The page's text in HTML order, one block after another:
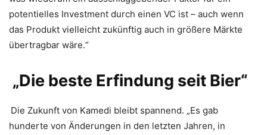
potentielles Investment durch einen VC ist – auch wenn
das Produkt vielleicht zukünftig auch in größere Märkte
übertragbar wäre.“
„Die beste Erfindung seit Bier“
Die Zukunft von Kamedi bleibt spannend. „Es gab
hunderte von Änderungen in den letzten Jahren, in